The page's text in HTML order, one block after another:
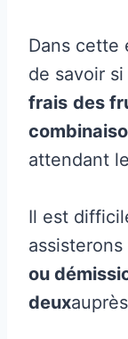
Dans cette
de savoir
frais des
attendant
Il est
ou
deux